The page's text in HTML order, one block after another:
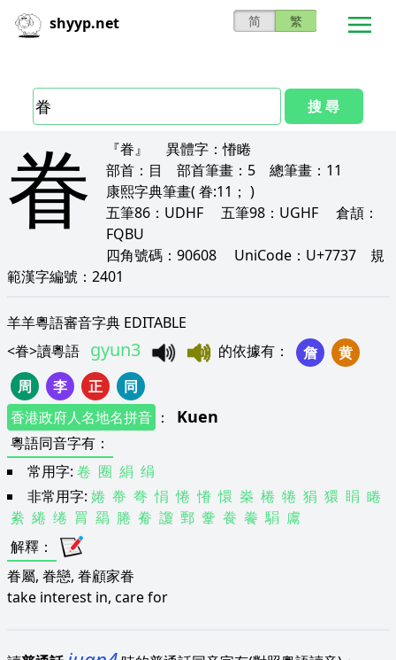
shyyp.net 简 繁
搜 尋
眷 『眷』 異體字：慻睠
部首： 目 部首筆畫： 5 總筆畫： 11
康熙字典筆畫( 眷:11； )
五筆86： UDHF 五筆98： UGHF 倉頡：
FQBU
四角號碼： 90608 UniCode： U+7737 規
範漢字編號： 2401
羊羊粵語審音字典 EDITABLE
<眷>讀粵語 gyun3 的依據有 ： 詹
黄
周
李 正
同
香港政府人名地名拼音 ： Kuen
粵語同音字有 ：
常用字: 卷 圈 絹 绢
非常用字: 婘 帣 弮 悁 惓 慻 懁 桊 棬 犈 狷 獧 睊 睠
絭 綣 绻 罥 羂 腃 觠 讂 鄄 韏 飬 餋 駽 鬳
解釋 ：
眷屬, 眷戀, 眷顧家眷
take interest in, care for